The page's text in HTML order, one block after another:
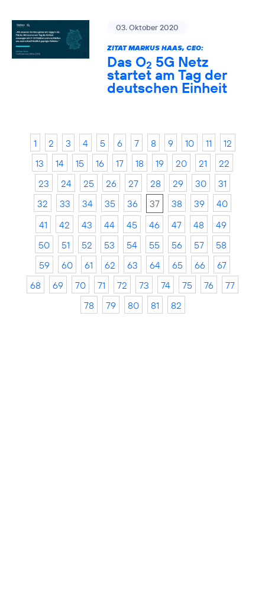
03. Oktober 2020
ZITAT MARKUS HAAS, CEO:
Das O2 5G Netz
startet am Tag der
deutschen Einheit
1 2 3 4 5 6 7 8 9 10 11
12
13
14 15 16 17 18 19 20 21
22
23
24 25 26 27 28 29 30
31
32
33 34 35 36 37 38 39
40
41
42 43 44 45 46 47 48
49
50
51 52 53 54 55 56 57
58
59
60 61 62 63 64 65 66
67
68
69 70 71 72 73 74 75 76
77
78
79 80 81 82